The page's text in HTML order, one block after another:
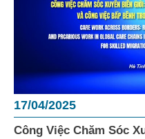
17/04/2025
Công Việc Chăm Sóc